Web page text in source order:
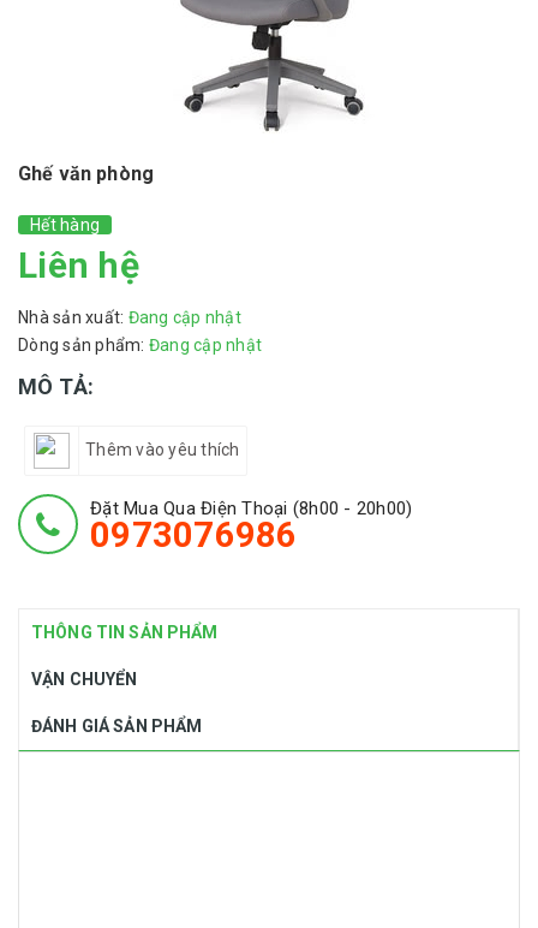
Ghế văn phòng
Hết hàng
Liên hệ
Nhà sản xuất: Đang cập nhật
Dòng sản phẩm: Đang cập nhật
MÔ TẢ:
Thêm vào yêu thích
Đặt Mua Qua Điện Thoại (8h00 - 20h00)
0973076986
THÔNG TIN SẢN PHẨM
VẬN CHUYỂN
ĐÁNH GIÁ SẢN PHẨM